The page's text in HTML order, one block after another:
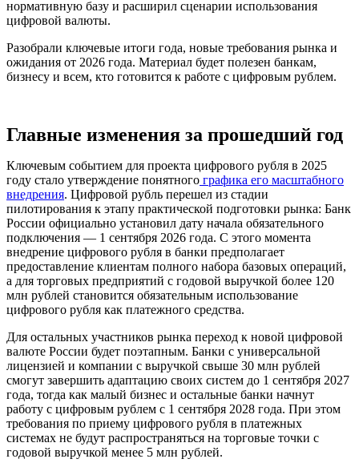
нормативную базу и расширил сценарии использования
цифровой валюты.
Разобрали ключевые итоги года, новые требования рынка и
ожидания от 2026 года. Материал будет полезен банкам,
бизнесу и всем, кто готовится к работе с цифровым рублем.
Главные изменения за прошедший год
Ключевым событием для проекта цифрового рубля в 2025
году стало утверждение понятного графика его масштабного
внедрения. Цифровой рубль перешел из стадии
пилотирования к этапу практической подготовки рынка: Банк
России официально установил дату начала обязательного
подключения — 1 сентября 2026 года. С этого момента
внедрение цифрового рубля в банки предполагает
предоставление клиентам полного набора базовых операций,
а для торговых предприятий с годовой выручкой более 120
млн рублей становится обязательным использование
цифрового рубля как платежного средства.
Для остальных участников рынка переход к новой цифровой
валюте России будет поэтапным. Банки с универсальной
лицензией и компании с выручкой свыше 30 млн рублей
смогут завершить адаптацию своих систем до 1 сентября 2027
года, тогда как малый бизнес и остальные банки начнут
работу с цифровым рублем с 1 сентября 2028 года. При этом
требования по приему цифрового рубля в платежных
системах не будут распространяться на торговые точки с
годовой выручкой менее 5 млн рублей.